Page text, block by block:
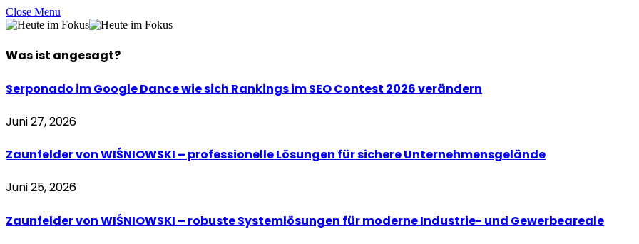
Close Menu
Was ist angesagt?
Serponado im Google Dance wie sich Rankings im SEO Contest 2026 verändern
Juni 27, 2026
Zaunfelder von WIŚNIOWSKI – professionelle Lösungen für sichere Unternehmensgelände
Juni 25, 2026
Zaunfelder von WIŚNIOWSKI – robuste Systemlösungen für moderne Industrie- und Gewerbeareale